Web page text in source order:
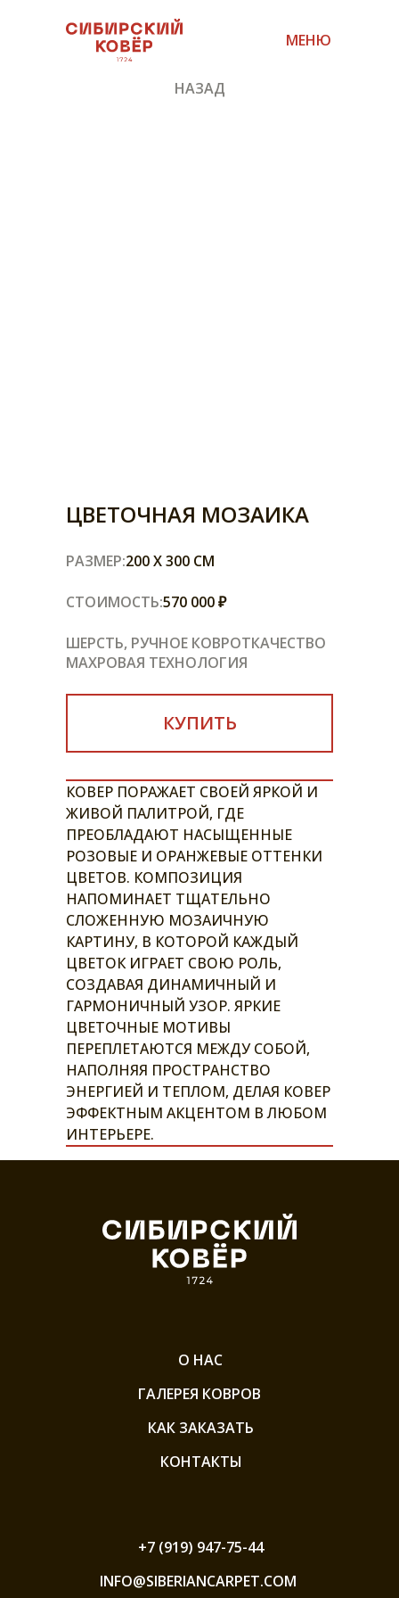
МЕНЮ
НАЗАД
КУПИТЬ
ШЕРСТЬ, РУЧНОЕ КОВРОТКАЧЕСТВО
МАХРОВАЯ ТЕХНОЛОГИЯ
СТОИМОСТЬ:570 000 ₽
РАЗМЕР:200 X 300 СМ
ЦВЕТОЧНАЯ МОЗАИКА
КОВЕР ПОРАЖАЕТ СВОЕЙ ЯРКОЙ И
ЖИВОЙ ПАЛИТРОЙ, ГДЕ
ПРЕОБЛАДАЮТ НАСЫЩЕННЫЕ
РОЗОВЫЕ И ОРАНЖЕВЫЕ ОТТЕНКИ
ЦВЕТОВ. КОМПОЗИЦИЯ
НАПОМИНАЕТ ТЩАТЕЛЬНО
СЛОЖЕННУЮ МОЗАИЧНУЮ
КАРТИНУ, В КОТОРОЙ КАЖДЫЙ
ЦВЕТОК ИГРАЕТ СВОЮ РОЛЬ,
СОЗДАВАЯ ДИНАМИЧНЫЙ И
ГАРМОНИЧНЫЙ УЗОР. ЯРКИЕ
ЦВЕТОЧНЫЕ МОТИВЫ
ПЕРЕПЛЕТАЮТСЯ МЕЖДУ СОБОЙ,
НАПОЛНЯЯ ПРОСТРАНСТВО
ЭНЕРГИЕЙ И ТЕПЛОМ, ДЕЛАЯ КОВЕР
ЭФФЕКТНЫМ АКЦЕНТОМ В ЛЮБОМ
ИНТЕРЬЕРЕ.
INFO@SIBERIANCARPET.COM
+7 (919) 947-75-44
КОНТАКТЫ
КАК ЗАКАЗАТЬ
ГАЛЕРЕЯ КОВРОВ
О НАС